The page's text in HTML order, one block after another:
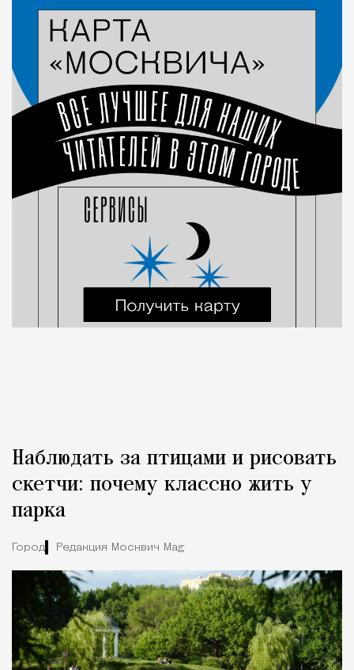
Город
Наблюдать за птицами и рисовать
скетчи: почему классно жить у
парка
Город Редакция Москвич Mag